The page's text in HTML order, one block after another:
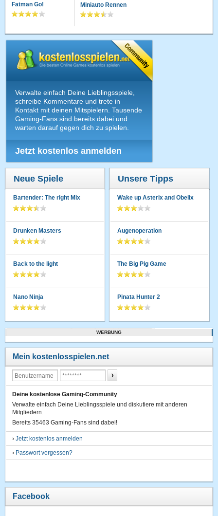
Fatman Go! Miniauto Rennen
Verwalte einfach Deine Lieblingsspiele,
schreibe Kommentare und trete in
Kontakt mit deinen Mitspielern. Tausende
Gaming-Fans sind bereits dabei und
warten darauf gegen dich zu spielen.
Jetzt kostenlos anmelden
Neue Spiele
Bartender: The right Mix
Drunken Masters
Back to the light
Nano Ninja
Unsere Tipps
Wake up Asterix and Obelix
Augenoperation
The Big Pig Game
Pinata Hunter 2
WERBUNG
Mein kostenlosspielen.net
Deine kostenlose Gaming-Community
Verwalte einfach Deine Lieblingsspiele und diskutiere mit anderen
Mitgliedern.
Bereits 35463 Gaming-Fans sind dabei!
›Jetzt kostenlos anmelden
› Passwort vergessen?
Facebook